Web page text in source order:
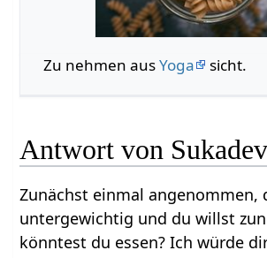
Zu nehmen ausYoga sicht.
Antwort von Sukadev
Zunächst einmal angenommen,
untergewichtig und du willst
könntest du essen? Ich würde